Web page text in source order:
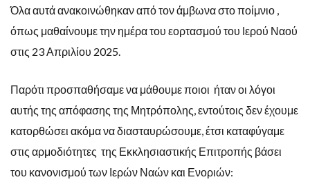
Όλα αυτά ανακοινώθηκαν από τον άμβωνα στο ποίμνιο ,
όπως μαθαίνουμε την ημέρα του εορτασμού του Ιερού Ναού
στις 23 Απριλίου 2025.
Παρότι προσπαθήσαμε να μάθουμε ποιοι ήταν οι λόγοι
αυτής της απόφασης της Μητρόπολης, εντούτοις δεν έχουμε
κατορθώσει ακόμα να διασταυρώσουμε, έτσι καταφύγαμε
στις αρμοδιότητες της Εκκλησιαστικής Επιτροπής βάσει
του κανονισμού των Ιερών Ναών και Ενοριών: